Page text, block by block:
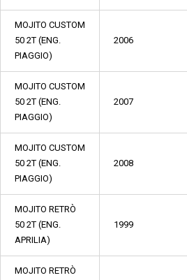
MOJITO CUSTOM
50 2T (ENG.
PIAGGIO)
2006
MOJITO CUSTOM
50 2T (ENG.
PIAGGIO)
2007
MOJITO CUSTOM
50 2T (ENG.
PIAGGIO)
2008
MOJITO RETRÒ
50 2T (ENG.
APRILIA)
1999
MOJITO RETRÒ